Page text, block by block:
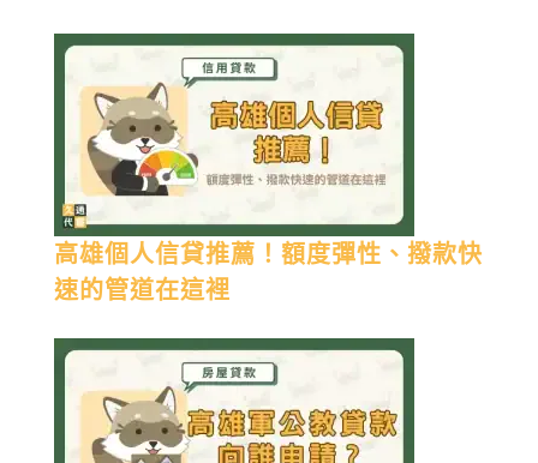
高雄個人信貸推薦！額度彈性、撥款快
速的管道在這裡